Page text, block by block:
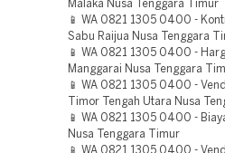
Malaka Nusa Tenggara Timur
📱 WA 0821 1305 0400 -
Sabu Raijua Nusa Tenggara
📱 WA 0821 1305 0400 -
Manggarai Nusa Tenggara
📱 WA 0821 1305 0400 -
Timor Tengah Utara Nusa
📱 WA 0821 1305 0400 -
Nusa Tenggara Timur
📱 WA 0821 1305 0400 -